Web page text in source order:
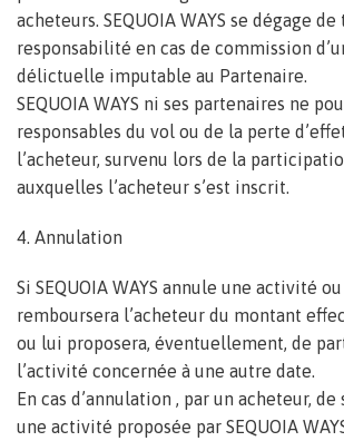
acheteurs. SEQUOIA WAYS se dégage
responsabilité en cas de commission
délictuelle imputable au Partenaire.
SEQUOIA WAYS ni ses partenaires ne
responsables du vol ou de la perte
l’acheteur, survenu lors de la
auxquelles l’acheteur s’est inscrit.
4. Annulation
Si SEQUOIA WAYS annule une activité
remboursera l’acheteur du montant
ou lui proposera, éventuellement, de
l’activité concernée à une autre date.
En cas d’annulation , par un acheteur,
une activité proposée par SEQUOIA